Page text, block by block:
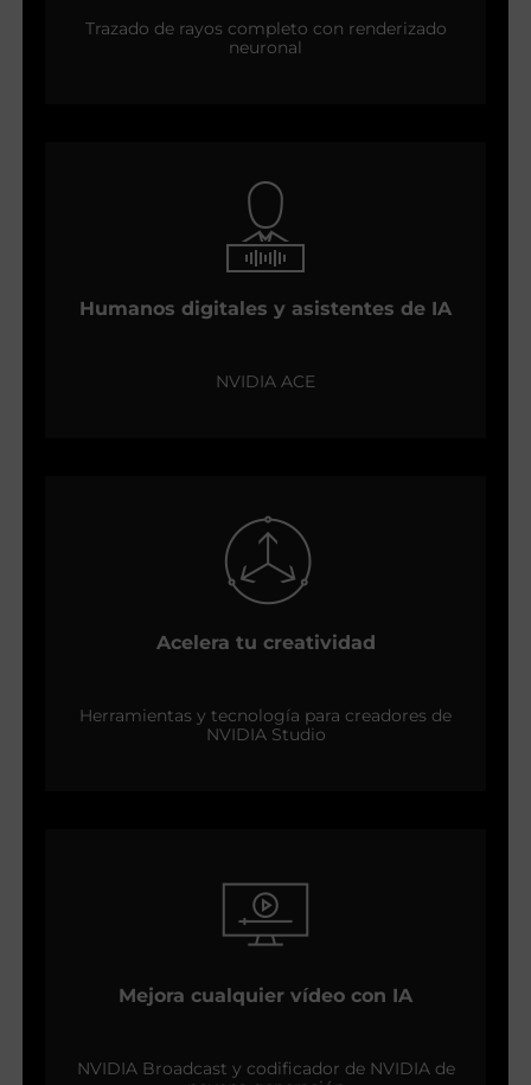
Trazado de rayos completo con renderizado
neuronal
Humanos digitales y asistentes de IA
NVIDIA ACE
Acelera tu creatividad
Herramientas y tecnología para creadores de
NVIDIA Studio
Mejora cualquier vídeo con IA
NVIDIA Broadcast y codificador de NVIDIA de